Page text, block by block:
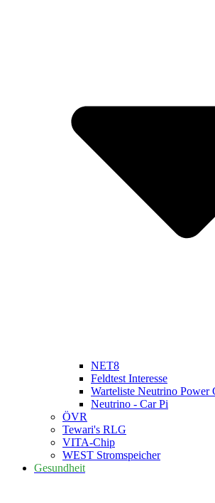
NET8
Feldtest Interesse
Warteliste Neutrino Power
Neutrino - Car Pi
ÖVR
Tewari's RLG
VITA-Chip
WEST Stromspeicher
Gesundheit